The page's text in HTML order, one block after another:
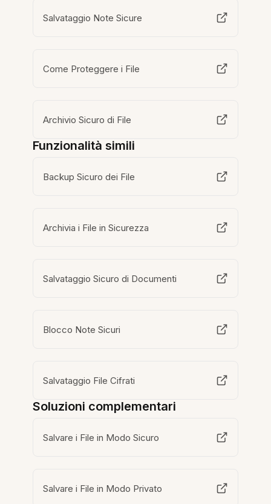
Salvataggio Note Sicure
Come Proteggere i File
Archivio Sicuro di File
Funzionalità simili
Backup Sicuro dei File
Archivia i File in Sicurezza
Salvataggio Sicuro di Documenti
Blocco Note Sicuri
Salvataggio File Cifrati
Soluzioni complementari
Salvare i File in Modo Sicuro
Salvare i File in Modo Privato